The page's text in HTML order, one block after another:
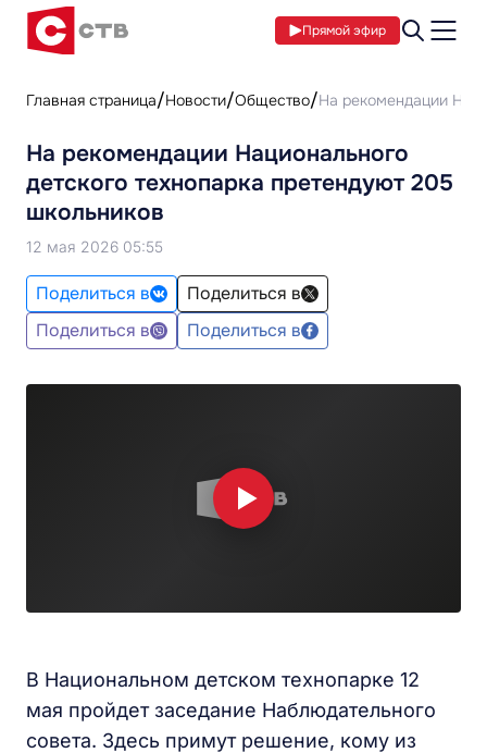
Прямой эфир
Главная страница Новости Общество На рекомендации
На рекомендации Национального
детского технопарка претендуют 205
школьников
12 мая 2026 05:55
Поделиться в
Поделиться в
Поделиться в
Поделиться в
В Национальном детском технопарке 12
мая пройдет заседание Наблюдательного
совета. Здесь примут решение, кому из